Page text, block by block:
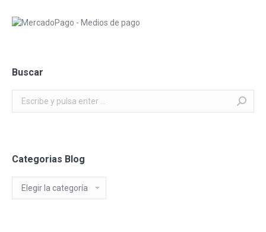
Buscar
Categorias Blog
Blog